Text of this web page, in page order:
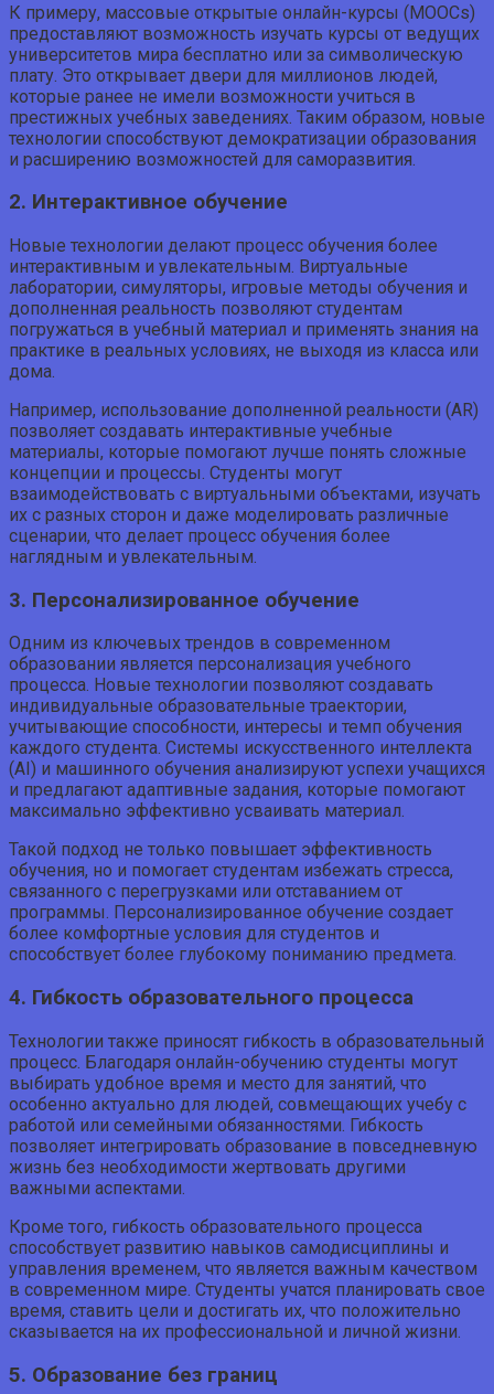
К примеру, массовые открытые онлайн-курсы (MOOCs)
предоставляют возможность изучать курсы от ведущих
университетов мира бесплатно или за символическую
плату. Это открывает двери для миллионов людей,
которые ранее не имели возможности учиться в
престижных учебных заведениях. Таким образом, новые
технологии способствуют демократизации образования
и расширению возможностей для саморазвития.
2. Интерактивное обучение
Новые технологии делают процесс обучения более
интерактивным и увлекательным. Виртуальные
лаборатории, симуляторы, игровые методы обучения и
дополненная реальность позволяют студентам
погружаться в учебный материал и применять знания на
практике в реальных условиях, не выходя из класса или
дома.
Например, использование дополненной реальности (AR)
позволяет создавать интерактивные учебные
материалы, которые помогают лучше понять сложные
концепции и процессы. Студенты могут
взаимодействовать с виртуальными объектами, изучать
их с разных сторон и даже моделировать различные
сценарии, что делает процесс обучения более
наглядным и увлекательным.
3. Персонализированное обучение
Одним из ключевых трендов в современном
образовании является персонализация учебного
процесса. Новые технологии позволяют создавать
индивидуальные образовательные траектории,
учитывающие способности, интересы и темп обучения
каждого студента. Системы искусственного интеллекта
(AI) и машинного обучения анализируют успехи учащихся
и предлагают адаптивные задания, которые помогают
максимально эффективно усваивать материал.
Такой подход не только повышает эффективность
обучения, но и помогает студентам избежать стресса,
связанного с перегрузками или отставанием от
программы. Персонализированное обучение создает
более комфортные условия для студентов и
способствует более глубокому пониманию предмета.
4. Гибкость образовательного процесса
Технологии также приносят гибкость в образовательный
процесс. Благодаря онлайн-обучению студенты могут
выбирать удобное время и место для занятий, что
особенно актуально для людей, совмещающих учебу с
работой или семейными обязанностями. Гибкость
позволяет интегрировать образование в повседневную
жизнь без необходимости жертвовать другими
важными аспектами.
Кроме того, гибкость образовательного процесса
способствует развитию навыков самодисциплины и
управления временем, что является важным качеством
в современном мире. Студенты учатся планировать свое
время, ставить цели и достигать их, что положительно
сказывается на их профессиональной и личной жизни.
5. Образование без границ